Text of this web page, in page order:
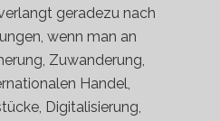
geradezu nach
wenn man an
Zuwanderung,
Handel,
Digitalisierung,